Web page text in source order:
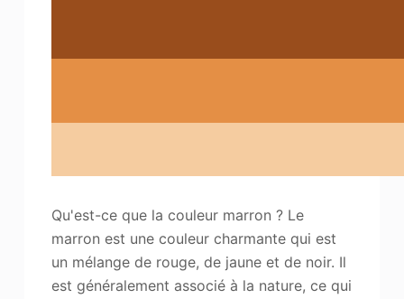
Image Recopyright
Qu'est-ce que la couleur marron ? Le
marron est une couleur charmante qui est
un mélange de rouge, de jaune et de noir. Il
est généralement associé à la nature, ce qui